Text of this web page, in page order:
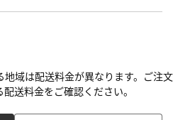
域は配送料金が異なります。ご注文
送料金をご確認ください。